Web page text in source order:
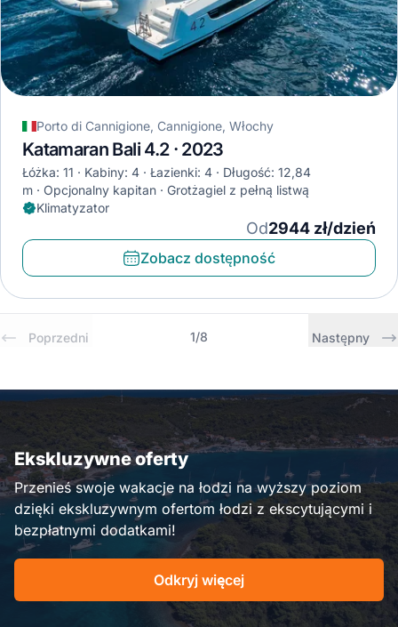
Porto di Cannigione, Cannigione, Włochy
Katamaran Bali 4.2 · 2023
Łóżka: 11 Kabiny: 4 Łazienki: 4
Długość: 12,84
m
Opcjonalny kapitan
Grotżagiel z pełną listwą
Klimatyzator
Od2944 zł/dzień
Zobacz dostępność
Poprzedni 1/8 Następny
Ekskluzywne oferty
Przenieś swoje wakacje na łodzi na wyższy poziom
dzięki ekskluzywnym ofertom łodzi z ekscytującymi i
bezpłatnymi dodatkami!
Odkryj więcej